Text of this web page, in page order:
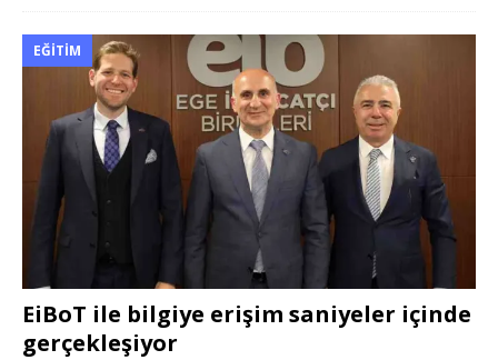
EĞITIM
EiBoT ile bilgiye erişim saniyeler içinde
gerçekleşiyor